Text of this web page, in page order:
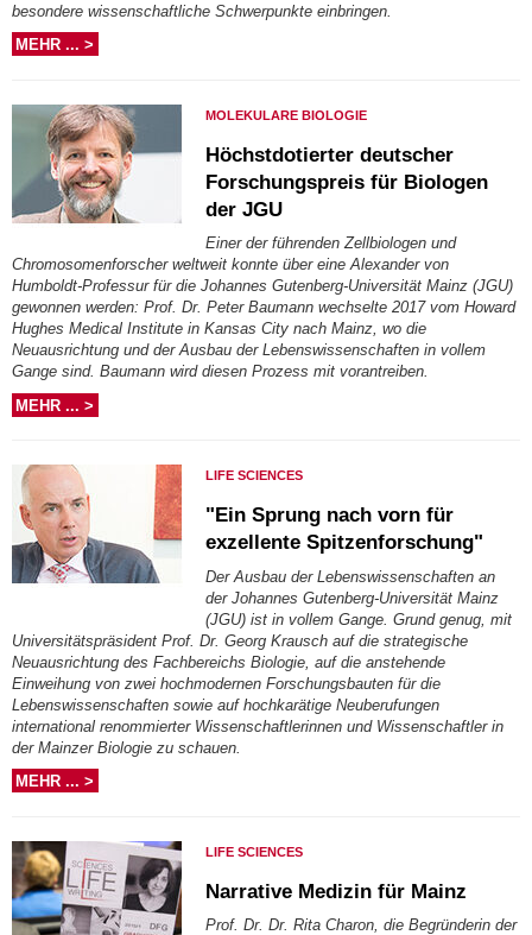
besondere wissenschaftliche Schwerpunkte einbringen.
MEHR ... >
MOLEKULARE BIOLOGIE
Höchstdotierter deutscher
Forschungspreis für Biologen
der JGU
Einer der führenden Zellbiologen und
Chromosomenforscher weltweit konnte über eine Alexander von
Humboldt-Professur für die Johannes Gutenberg-Universität Mainz (JGU)
gewonnen werden: Prof. Dr. Peter Baumann wechselte 2017 vom Howard
Hughes Medical Institute in Kansas City nach Mainz, wo die
Neuausrichtung und der Ausbau der Lebenswissenschaften in vollem
Gange sind. Baumann wird diesen Prozess mit vorantreiben.
MEHR ... >
LIFE SCIENCES
"Ein Sprung nach vorn für
exzellente Spitzenforschung"
Der Ausbau der Lebenswissenschaften an
der Johannes Gutenberg-Universität Mainz
(JGU) ist in vollem Gange. Grund genug, mit
Universitätspräsident Prof. Dr. Georg Krausch auf die strategische
Neuausrichtung des Fachbereichs Biologie, auf die anstehende
Einweihung von zwei hochmodernen Forschungsbauten für die
Lebenswissenschaften sowie auf hochkarätige Neuberufungen
international renommierter Wissenschaftlerinnen und Wissenschaftler in
der Mainzer Biologie zu schauen.
MEHR ... >
LIFE SCIENCES
Narrative Medizin für Mainz
Prof. Dr. Dr. Rita Charon, die Begründerin der